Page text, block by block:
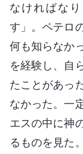
なければな
す」。ペテロ
何も知らなか
を経験し、自
たことがあっ
なかった。一
エスの中に神
るものを見た